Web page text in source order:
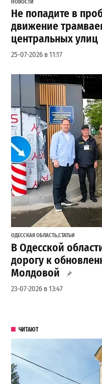
НОВОСТИ
Не попадите в
движение
центральных улиц
25-07-2026 в 11:17
ОДЕССКАЯ ОБЛАСТЬ,СТАТЬИ
В Одесской
дорогу к
Молдовой
23-07-2026 в 13:47
ЧИТАЮТ